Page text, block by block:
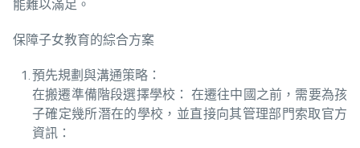
能難以滿足。
保障子女教育的綜合方案
預先規劃與溝通策略：
在搬遷準備階段選擇學校： 在遷往中國之前，需要為孩
子確定幾所潛在的學校，並直接向其管理部門索取官方
資訊：